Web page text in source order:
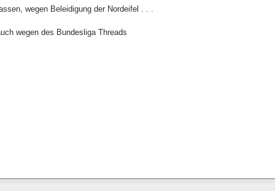
wegen Beleidigung der Nordeifel . . .
wegen des Bundesliga Threads